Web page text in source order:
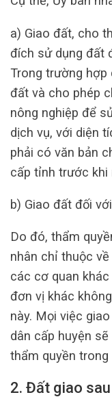
a) Giao đất, cho
đích sử dụng đất
Trong trường hợp
đất và cho phép
nông nghiệp để
dịch vụ, với diện
phải có văn bản
cấp tỉnh trước khi
b) Giao đất đối
Do đó, thẩm
nhân chỉ thuộc
các cơ quan
đơn vị khác
này. Mọi việc
dân cấp huyện
thẩm quyền
2. Đất giao